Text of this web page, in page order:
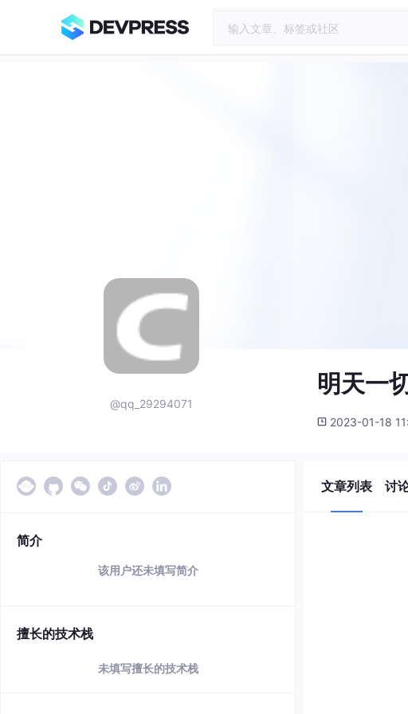
@qq_29294071
明天一
2023-01-18
简介
该用户还未填写简介
擅长的技术栈
未填写擅长的技术栈
文章列表 讨